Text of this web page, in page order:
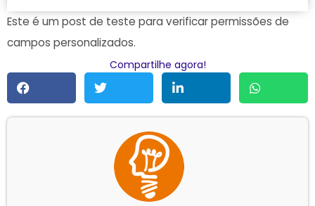
Este é um post de teste para verificar permissões de
campos personalizados.
Compartilhe agora!